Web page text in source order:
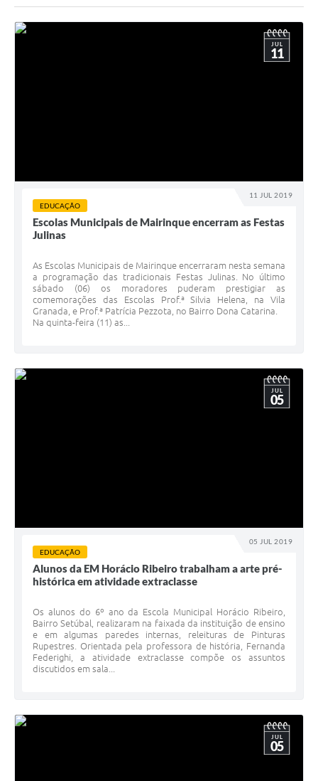
11 JUL 2019
JUL
11
EDUCAÇÃO
Escolas Municipais de Mairinque encerram as Festas
Julinas
As Escolas Municipais de Mairinque encerraram nesta semana
a programação das tradicionais Festas Julinas. No último
sábado (06) os moradores puderam prestigiar as
comemorações das Escolas Prof.ª Silvia Helena, na Vila
Granada, e Prof.ª Patrícia Pezzota, no Bairro Dona Catarina.
Na quinta-feira (11) as...
05 JUL 2019
JUL
05
EDUCAÇÃO
Alunos da EM Horácio Ribeiro trabalham a arte pré-
histórica em atividade extraclasse
Os alunos do 6º ano da Escola Municipal Horácio Ribeiro,
Bairro Setúbal, realizaram na faixada da instituição de ensino
e em algumas paredes internas, releituras de Pinturas
Rupestres. Orientada pela professora de história, Fernanda
Federighi, a atividade extraclasse compõe os assuntos
discutidos em sala...
JUL
05